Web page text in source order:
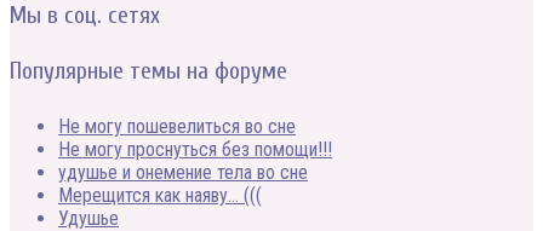
Мы в соц. сетях
Популярные темы на форуме
Не могу пошевелиться во сне
Не могу проснуться без помощи!!!
удушье и онемение тела во сне
Мерещится как наяву… (((
Удушье